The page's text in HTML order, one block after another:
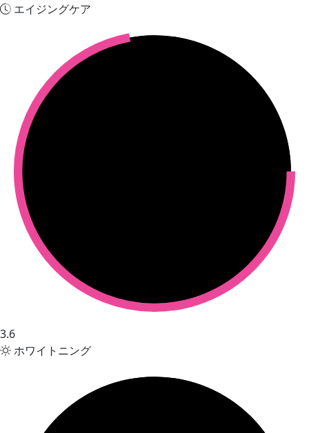
エイジングケア
3.6
ホワイトニング